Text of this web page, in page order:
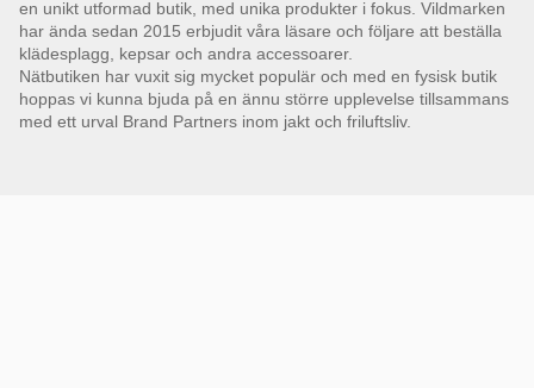
en unikt utformad butik, med unika produkter i fokus. Vildmarken
har ända sedan 2015 erbjudit våra läsare och följare att beställa
klädesplagg, kepsar och andra accessoarer.
Nätbutiken har vuxit sig mycket populär och med en fysisk butik
hoppas vi kunna bjuda på en ännu större upplevelse tillsammans
med ett urval Brand Partners inom jakt och friluftsliv.